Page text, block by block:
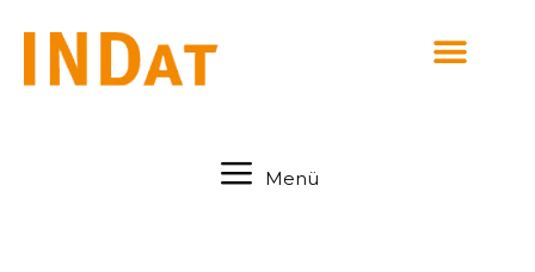
springen
Menü